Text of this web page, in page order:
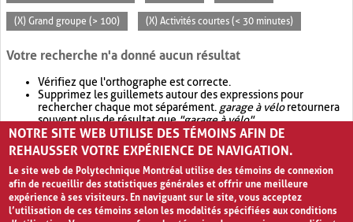
(X) Grand groupe (> 100) (X) Activités courtes (< 30 minutes)
Votre recherche n'a donné aucun résultat
Vérifiez que l'orthographe est correcte.
Supprimez les guillemets autour des expressions pour
rechercher chaque mot séparément. garage à véloretournera
souvent plus de résultat que"garage à vélo".
Envisagez d'élargir votre recherche avec OR.garage OR vélo
retournera souvent plus de résultat quegarage à vélo
NOTRE SITE WEB UTILISE DES TÉMOINS AFIN DE
REHAUSSER VOTRE EXPÉRIENCE DE NAVIGATION.
Le site web de Polytechnique Montréal utilise des témoins de connexion
afin de recueillir des statistiques générales et offrir une meilleure
expérience à ses visiteurs. En naviguant sur le site, vous acceptez
l’utilisation de ces témoins selon les modalités spécifiées aux conditions